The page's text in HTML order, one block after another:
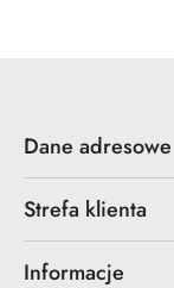
Dane adresowe
Strefa klienta
Informacje